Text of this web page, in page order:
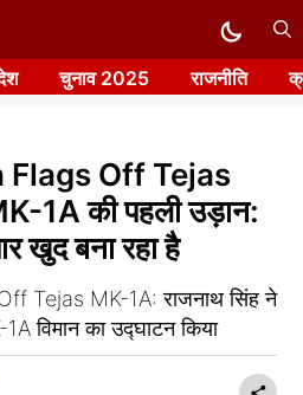
चुनाव 2025 राजनीति
Flags Off Tejas
1A की पहली उड़ान:
खुद बना रहा है
Tejas MK-1A: राजनाथ सिंह ने
विमान का उद्घाटन किया